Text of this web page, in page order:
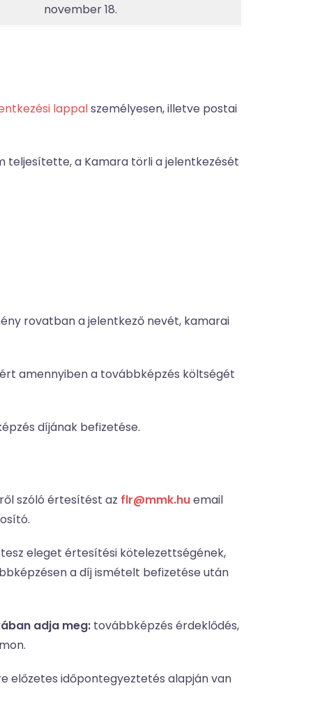
november 18.
lappalszemélyesen, illetve postai
teljesítette, a Kamara törli a jelentkezését
rovatban a jelentkező nevét, kamarai
amennyiben a továbbképzés költségét
díjának befizetése.
szóló értesítést az flr@mmk.huemail
eleget értesítési kötelezettségének,
a díj ismételt befizetése után
adja meg: továbbképzés érdeklődés,
előzetes időpontegyeztetés alapján van